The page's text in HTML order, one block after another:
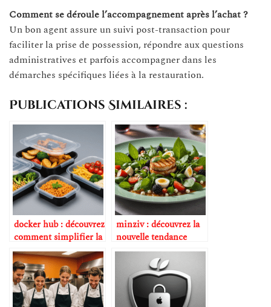
Comment se déroule l’accompagnement après l’achat ?
Un bon agent assure un suivi post-transaction pour
faciliter la prise de possession, répondre aux questions
administratives et parfois accompagner dans les
démarches spécifiques liées à la restauration.
Publications Similaires :
docker hub : découvrez
comment simplifier la
gestion de vos
conteneurs pour des
expériences
gastronomiques
innovantes
minziv : découvrez la
nouvelle tendance
gastronomique
incontournable en
2025